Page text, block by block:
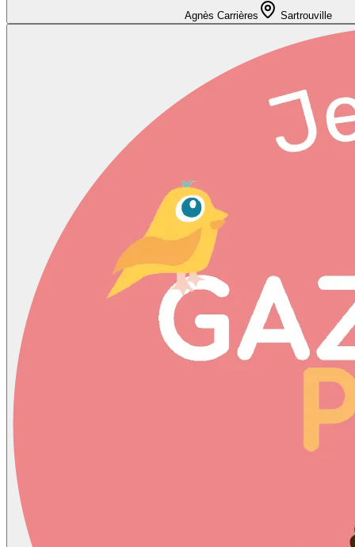
Agnès Carrières Sartrouville